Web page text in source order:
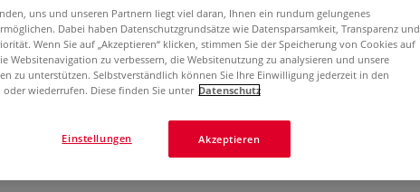
uns und unseren Partnern liegt viel daran, Ihnen ein rundum gelungenes
Dabei haben Datenschutzgrundsätze wie Datensparsamkeit, Transparenz und
Wenn Sie auf „Akzeptieren“ klicken, stimmen Sie der Speicherung von Cookies auf
Websitenavigation zu verbessern, die Websitenutzung zu analysieren und unsere
zu unterstützen. Selbstverständlich können Sie Ihre Einwilligung jederzeit in den
oder wiederrufen. Diese finden Sie unter Datenschutz
Akzeptieren
Einstellungen